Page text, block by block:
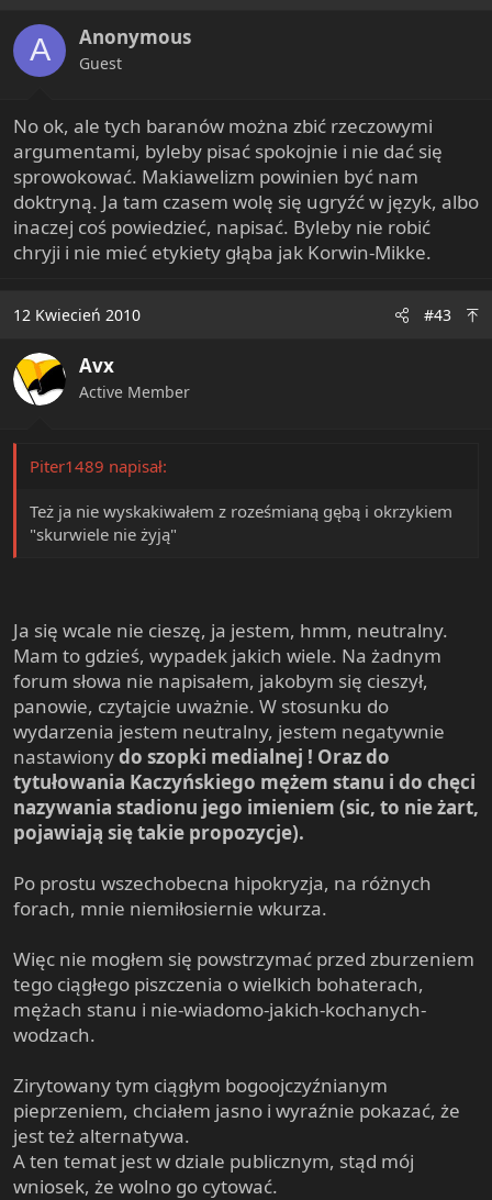
A Anonymous
Guest
No ok, ale tych baranów można zbić rzeczowymi
argumentami, byleby pisać spokojnie i nie dać się
sprowokować. Makiawelizm powinien być nam
doktryną. Ja tam czasem wolę się ugryźć w język, albo
inaczej coś powiedzieć, napisać. Byleby nie robić
chryji i nie mieć etykiety głąba jak Korwin-Mikke.
12 Kwiecień 2010 #43
Avx
Active Member
Piter1489 napisał:
Też ja nie wyskakiwałem z roześmianą gębą i okrzykiem
"skurwiele nie żyją"
Ja się wcale nie cieszę, ja jestem, hmm, neutralny.
Mam to gdzieś, wypadek jakich wiele. Na żadnym
forum słowa nie napisałem, jakobym się cieszył,
panowie, czytajcie uważnie. W stosunku do
wydarzenia jestem neutralny, jestem negatywnie
nastawionydo szopki medialnej ! Oraz do
tytułowania Kaczyńskiego mężem stanu i do chęci
nazywania stadionu jego imieniem (sic, to nie żart,
pojawiają się takie propozycje).
Po prostu wszechobecna hipokryzja, na różnych
forach, mnie niemiłosiernie wkurza.
Więc nie mogłem się powstrzymać przed zburzeniem
tego ciągłego piszczenia o wielkich bohaterach,
mężach stanu i nie-wiadomo-jakich-kochanych-
wodzach.
Zirytowany tym ciągłym bogoojczyźnianym
pieprzeniem, chciałem jasno i wyraźnie pokazać, że
jest też alternatywa.
A ten temat jest w dziale publicznym, stąd mój
wniosek, że wolno go cytować.